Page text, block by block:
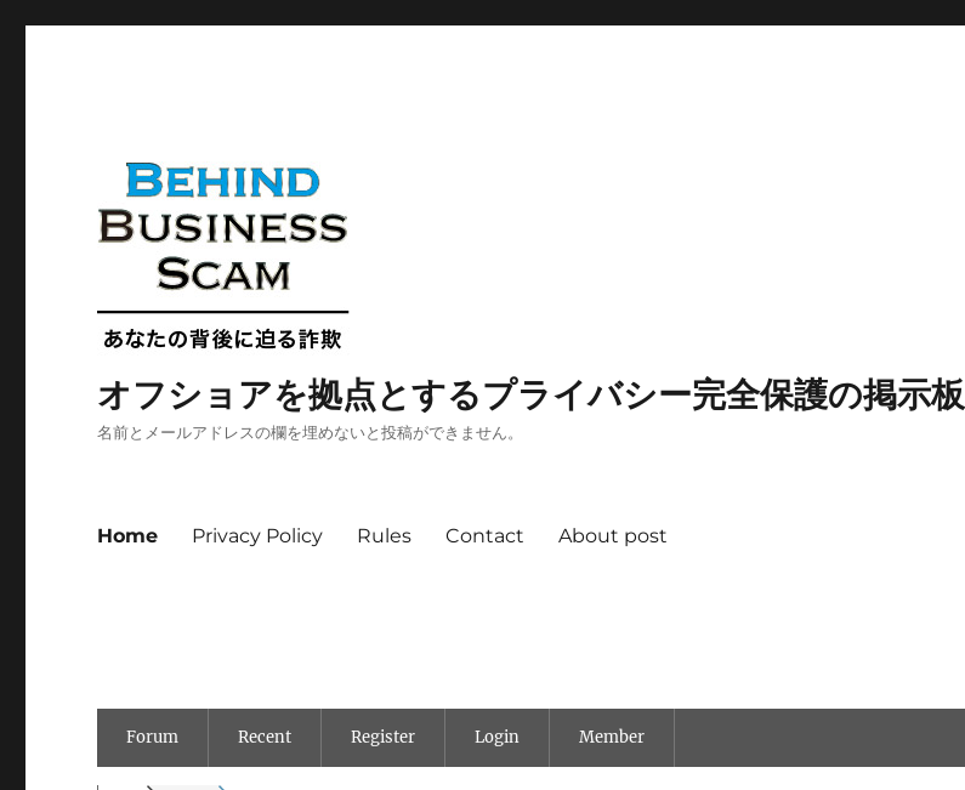
オフショアを拠点とするプライバシー完全保護の掲示板
名前とメールアドレスの欄を埋めないと投稿ができません。
Home Privacy Policy Rules Contact About post
Forum Recent Register Login Member